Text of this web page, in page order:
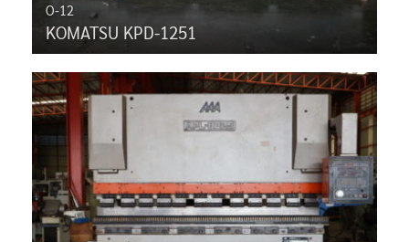
O-12
KOMATSU KPD-1251